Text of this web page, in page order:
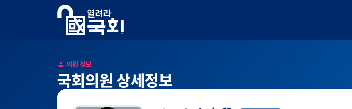
의원 정보
국회의원 상세정보